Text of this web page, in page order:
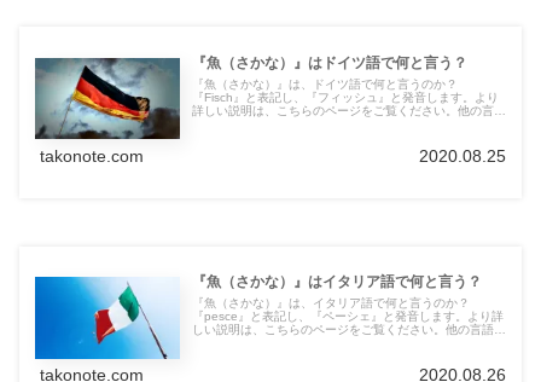
『魚（さかな）』はドイツ語で何と言う？
『魚（さかな）』は、ドイツ語で何と言うのか？
『Fisch』と表記し、『フィッシュ』と発音します。より
詳しい説明は、こちらのページをご覧ください。他の言語
takonote.com 2020.08.25
『魚（さかな）』はイタリア語で何と言う？
『魚（さかな）』は、イタリア語で何と言うのか？
『pesce』と表記し、『ペーシェ』と発音します。より詳
しい説明は、こちらのページをご覧ください。他の言語の
takonote.com 2020.08.26